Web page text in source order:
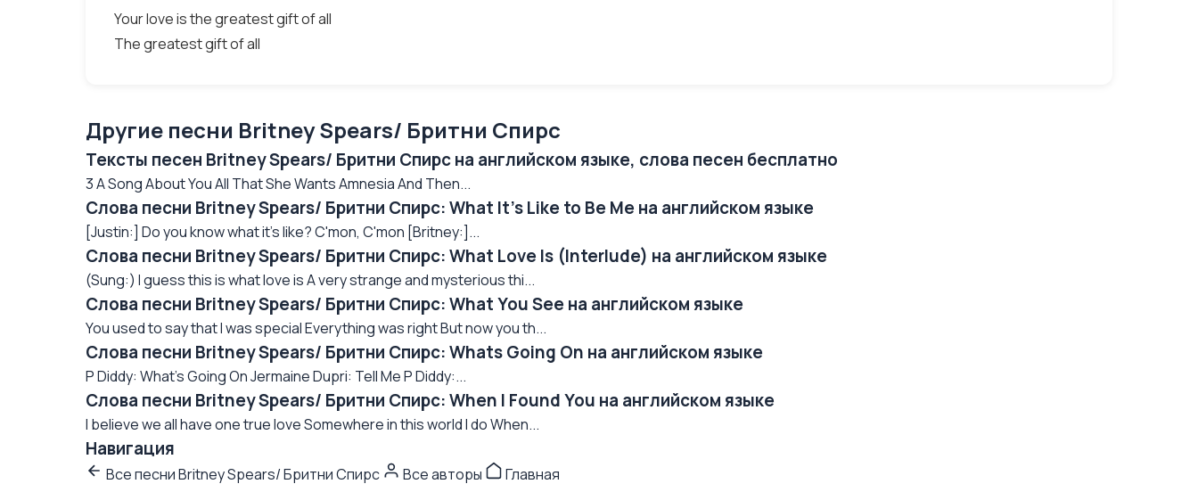
Your love is the greatest gift of all
The greatest gift of all
Другие песни Britney Spears/ Бритни Спирс
Тексты песен Britney Spears/ Бритни Спирс на английском языке, слова песен бесплатно
3 A Song About You All That She Wants Amnesia And Then...
Слова песни Britney Spears/ Бритни Спирс: What It's Like to Be Me на английском языке
[Justin:] Do you know what it's like? C'mon, C'mon [Britney:]...
Слова песни Britney Spears/ Бритни Спирс: What Love Is (Interlude) на английском языке
(Sung:) I guess this is what love is A very strange and mysterious thi...
Слова песни Britney Spears/ Бритни Спирс: What You See на английском языке
You used to say that I was special Everything was right But now you th...
Слова песни Britney Spears/ Бритни Спирс: Whats Going On на английском языке
P Diddy: What's Going On Jermaine Dupri: Tell Me P Diddy:...
Слова песни Britney Spears/ Бритни Спирс: When I Found You на английском языке
I believe we all have one true love Somewhere in this world I do When...
Навигация
Все песни Britney Spears/ Бритни Спирс Все авторы Главная